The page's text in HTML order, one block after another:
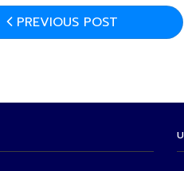
PREVIOUS POST